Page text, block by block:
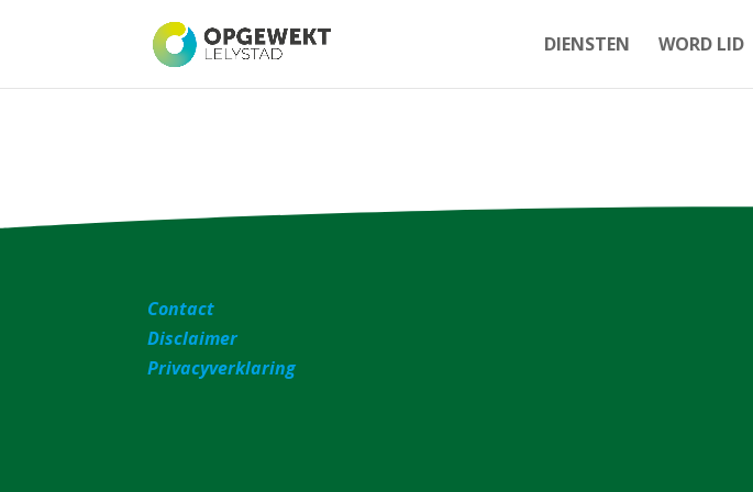
DIENSTEN WORD LID
Contact
Disclaimer
Privacyverklaring